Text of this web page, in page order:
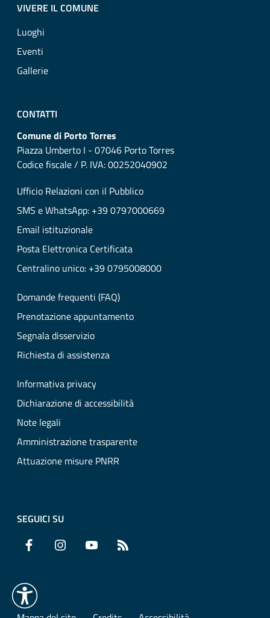
VIVERE IL COMUNE
Luoghi
Eventi
Gallerie
CONTATTI
Comune di Porto Torres
Piazza Umberto I - 07046 Porto Torres
Codice fiscale / P. IVA: 00252040902
Ufficio Relazioni con il Pubblico
SMS e WhatsApp: +39 0797000669
Email istituzionale
Posta Elettronica Certificata
Centralino unico: +39 0795008000
Domande frequenti (FAQ)
Prenotazione appuntamento
Segnala disservizio
Richiesta di assistenza
Informativa privacy
Dichiarazione di accessibilità
Note legali
Amministrazione trasparente
Attuazione misure PNRR
SEGUICI SU
Facebook Instagram YouTube